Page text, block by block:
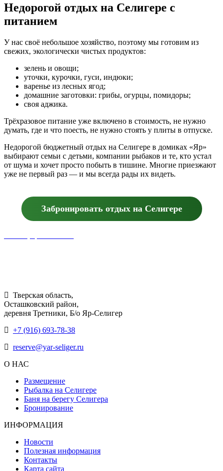
Недорогой отдых на Селигере с
питанием
У нас своё небольшое хозяйство, поэтому мы готовим из
свежих, экологически чистых продуктов:
зелень и овощи;
уточки, курочки, гуси, индюки;
варенье из лесных ягод;
домашние заготовки: грибы, огурцы, помидоры;
своя аджика.
Трёхразовое питание уже включено в стоимость, не нужно
думать, где и что поесть, не нужно стоять у плиты в отпуске.
Недорогой бюджетный отдых на Селигере в домиках «Яр»
выбирают семьи с детьми, компании рыбаков и те, кто устал
от шума и хочет просто побыть в тишине. Многие приезжают
уже не первый раз — и мы всегда рады их видеть.
Забронировать отдых на Селигере
Тверская область,
Осташковский район,
деревня Третники, Б/о Яр-Селигер
+7 (916) 693-78-38
reserve@yar-seliger.ru
О НАС
Размещение
Рыбалка на Селигере
Баня на берегу Селигера
Бронирование
ИНФОРМАЦИЯ
Новости
Полезная информация
Контакты
Карта сайта